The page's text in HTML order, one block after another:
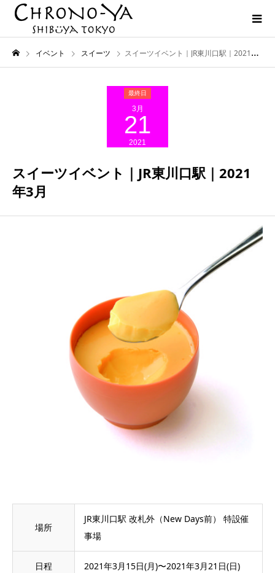
イベント スイーツ スイーツイベント｜JR東川口駅｜2021年3月
3月
21
2021
スイーツイベント｜JR東川口駅｜2021
年3月
場所
JR東川口駅 改札外（New Days前） 特設催
事場
日程 2021年3月15日(月)〜2021年3月21日(日)